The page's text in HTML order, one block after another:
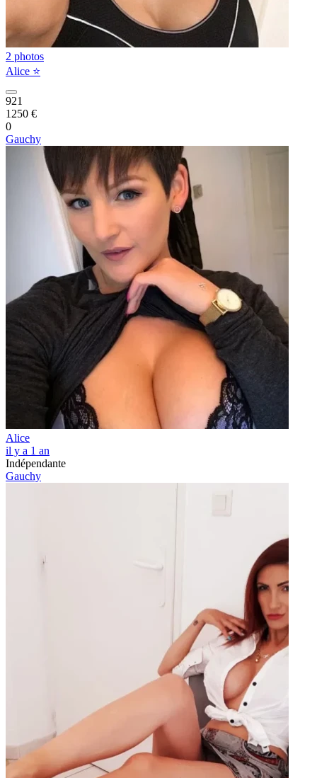
2 photos
Alice ⭐️
921
1250 €
0
Gauchy
Alice
il y a 1 an
Indépendante
Gauchy